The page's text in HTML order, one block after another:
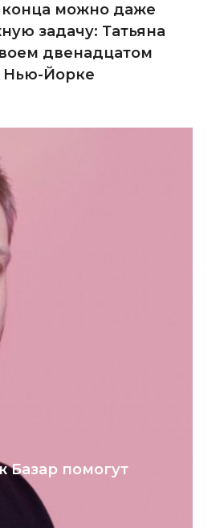
можно даже
задачу: Татьяна
двенадцатом
Нью-Йорке
Базар помогут